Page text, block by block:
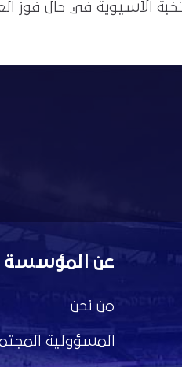
الآسيوية في حال فوز
عن المؤسسة
من نحن
المسؤولية